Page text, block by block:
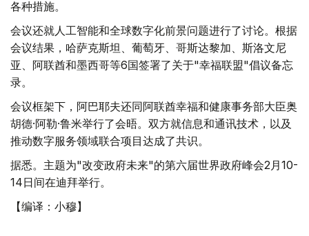
各种措施。
会议还就人工智能和全球数字化前景问题进行了讨论。根据
会议结果，哈萨克斯坦、葡萄牙、哥斯达黎加、斯洛文尼
亚、阿联酋和墨西哥等6国签署了关于"幸福联盟"倡议备忘
录。
会议框架下，阿巴耶夫还同阿联酋幸福和健康事务部大臣奥
胡德·阿勒·鲁米举行了会晤。双方就信息和通讯技术，以及
推动数字服务领域联合项目达成了共识。
据悉。主题为"改变政府未来"的第六届世界政府峰会2月10-
14日间在迪拜举行。
【编译：小穆】